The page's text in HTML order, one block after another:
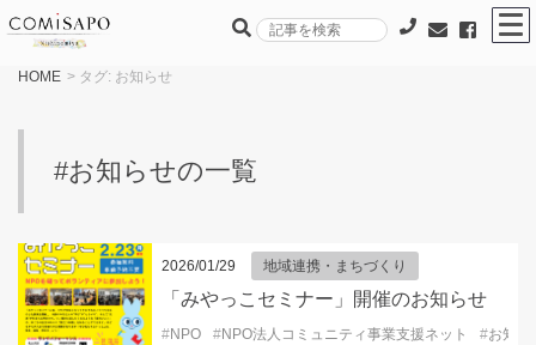
HOME > タグ: お知らせ
#お知らせの一覧
2026/01/29 地域連携・まちづくり
「みやっこセミナー」開催のお知らせ
#NPO #NPO法人コミュニティ事業支援ネット #お知ら